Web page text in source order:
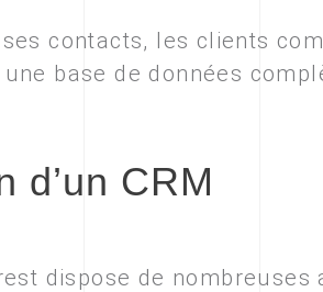
contacts, les clients
base de données
d’un CRM
dispose de